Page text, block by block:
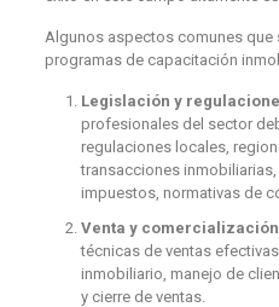
Algunos aspectos comunes que
programas de capacitación
Legislación y
profesionales del sector
regulaciones locales,
transacciones
impuestos, normativas de
Venta y
técnicas de ventas
inmobiliario, manejo de
y cierre de ventas.